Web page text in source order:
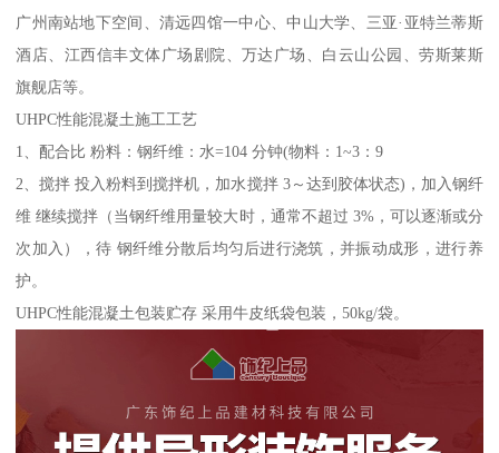
广州南站地下空间、清远四馆一中心、中山大学、三亚·亚特兰蒂斯
酒店、江西信丰文体广场剧院、万达广场、白云山公园、劳斯莱斯
旗舰店等。
UHPC性能混凝土施工工艺
1、配合比 粉料：钢纤维：水=104 分钟(物料：1~3：9
2、搅拌 投入粉料到搅拌机，加水搅拌 3～达到胶体状态)，加入钢纤
维 继续搅拌（当钢纤维用量较大时，通常不超过 3%，可以逐渐或分
次加入），待 钢纤维分散后均匀后进行浇筑，并振动成形，进行养
护。
UHPC性能混凝土包装贮存 采用牛皮纸袋包装，50kg/袋。